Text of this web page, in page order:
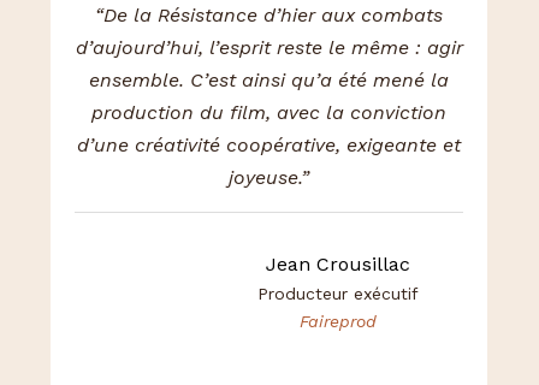
“De la Résistance d’hier aux combats
d’aujourd’hui, l’esprit reste le même : agir
ensemble. C’est ainsi qu’a été mené la
production du film, avec la conviction
d’une créativité coopérative, exigeante et
joyeuse.”
Jean Crousillac
Producteur exécutif
Faireprod